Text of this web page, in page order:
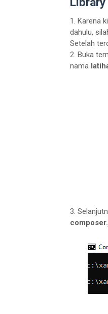
1. Karena
dahulu,
Setelah
2. Buka
nama
3.